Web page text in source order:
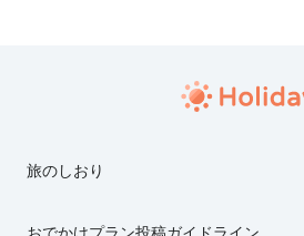
旅のしおり
おでかけプラン投稿ガイドライン